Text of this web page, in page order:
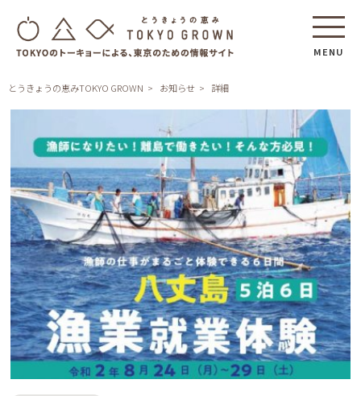
MENU
とうきょうの恵みTOKYO GROWN お知らせ 詳細